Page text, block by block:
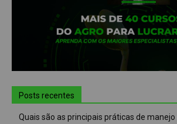
Posts recentes
Quais são as principais práticas de